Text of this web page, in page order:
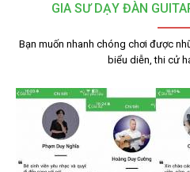
GIA SƯ DẠY ĐÀN
Bạn muốn nhanh chóng chơi được
biểu diễn, thi cử